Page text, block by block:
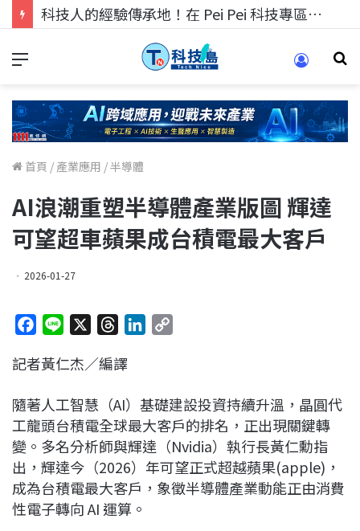
科技人的經驗傳承地！在 Pei Pei 科技專區，與學弟妹交流最硬核的技術
首頁 / 產業應用 /半導體
AI浪潮重塑半導體產業版圖 輝達
可望超車蘋果成台積電最大客戶
2026-01-27
c
b
o
o
k
n
r
a
d
s
e
d
I
n
L
i
n
k
記者黃仁杰／編譯
隨著人工智慧（AI）基礎建設投資持續升溫，晶圓代
工龍頭台積電全球最大客戶的排名，正出現關鍵轉
變。多名分析師與輝達（Nvidia） 執行長黃仁勳指
出，輝達今（2026）年可望正式超越蘋果(apple)，
成為台積電最大客戶，象徵半導體產業動能正由消費
性電子轉向 AI 運算。